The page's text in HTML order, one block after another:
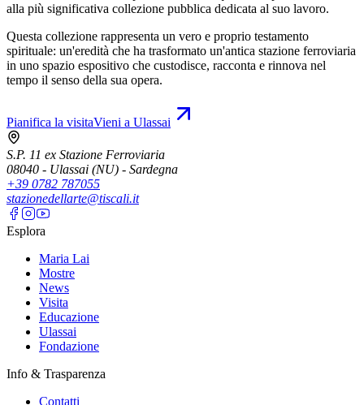
alla più significativa collezione pubblica dedicata al suo lavoro.
Questa collezione rappresenta un vero e proprio testamento
spirituale: un'eredità che ha trasformato un'antica stazione ferroviaria
in uno spazio espositivo che custodisce, racconta e rinnova nel
tempo il senso della sua opera.
Pianifica la visitaVieni a Ulassai
S.P. 11 ex Stazione Ferroviaria
08040 - Ulassai (NU) - Sardegna
+39 0782 787055
stazionedellarte@tiscali.it
Esplora
Maria Lai
Mostre
News
Visita
Educazione
Ulassai
Fondazione
Info & Trasparenza
Contatti